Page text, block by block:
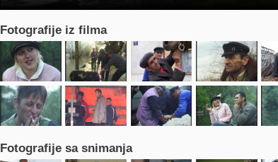
Fotografije iz filma
Fotografije sa snimanja